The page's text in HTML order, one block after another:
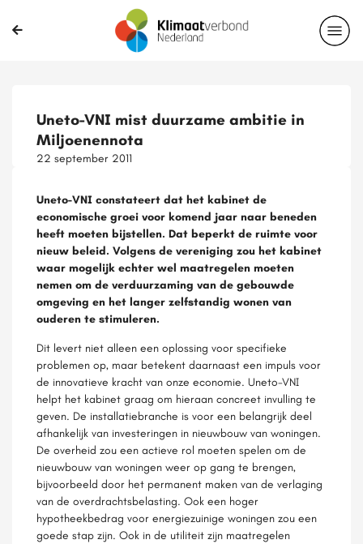
Uneto-VNI mist duurzame ambitie in
Miljoenennota
22 september 2011
Uneto-VNI constateert dat het kabinet de
economische groei voor komend jaar naar beneden
heeft moeten bijstellen. Dat beperkt de ruimte voor
nieuw beleid. Volgens de vereniging zou het kabinet
waar mogelijk echter wel maatregelen moeten
nemen om de verduurzaming van de gebouwde
omgeving en het langer zelfstandig wonen van
ouderen te stimuleren.
Dit levert niet alleen een oplossing voor specifieke
problemen op, maar betekent daarnaast een impuls voor
de innovatieve kracht van onze economie. Uneto-VNI
helpt het kabinet graag om hieraan concreet invulling te
geven. De installatiebranche is voor een belangrijk deel
afhankelijk van investeringen in nieuwbouw van woningen.
De overheid zou een actieve rol moeten spelen om de
nieuwbouw van woningen weer op gang te brengen,
bijvoorbeeld door het permanent maken van de verlaging
van de overdrachtsbelasting. Ook een hoger
hypotheekbedrag voor energiezuinige woningen zou een
goede stap zijn. Ook in de utiliteit zijn maatregelen